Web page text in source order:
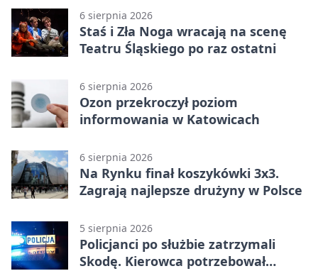
rundy kwalifikacyjnej
6 sierpnia 2026
Staś i Zła Noga wracają na scenę
Teatru Śląskiego po raz ostatni
6 sierpnia 2026
Ozon przekroczył poziom
informowania w Katowicach
6 sierpnia 2026
Na Rynku finał koszykówki 3x3.
Zagrają najlepsze drużyny w Polsce
5 sierpnia 2026
Policjanci po służbie zatrzymali
Skodę. Kierowca potrzebował